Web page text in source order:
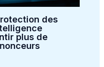
des
plus de